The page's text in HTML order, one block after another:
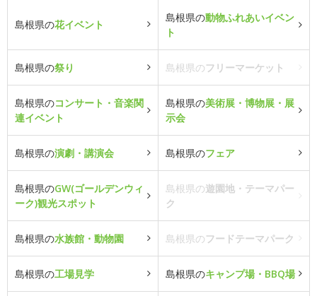
島根県の花イベント
島根県の動物ふれあいイベン
ト
島根県の祭り 島根県のフリーマーケット
島根県のコンサート・音楽関
連イベント
島根県の美術展・博物展・展
示会
島根県の演劇・講演会 島根県のフェア
島根県のGW(ゴールデンウィ
ーク)観光スポット
島根県の遊園地・テーマパー
ク
島根県の水族館・動物園 島根県のフードテーマパーク
島根県の工場見学 島根県のキャンプ場・BBQ場